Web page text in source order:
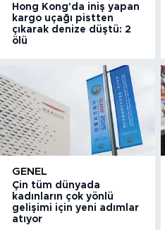
Hong Kong'da iniş yapan
kargo uçağı pistten
çıkarak denize düştü: 2
ölü
GENEL
Çin tüm dünyada
kadınların çok yönlü
gelişimi için yeni adımlar
atıyor